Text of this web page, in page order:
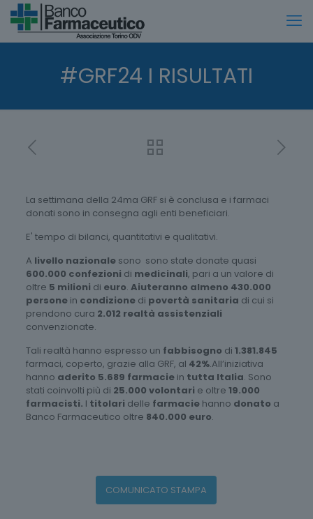
#GRF24 I RISULTATI
La settimana della 24ma GRF si è conclusa e i farmaci
donati sono in consegna agli enti beneficiari.
E' tempo di bilanci, quantitativi e qualitativi.
A livello nazionalesono sono state donate quasi
600.000 confezioni di medicinali, pari a un valore di
oltre 5 milioni di euro. Aiuteranno almeno 430.000
persone in condizione di povertà sanitaria di cui si
prendono cura 2.012 realtà assistenziali
convenzionate.
Tali realtà hanno espresso un fabbisogno di 1.381.845
farmaci, coperto, grazie alla GRF, al 42%.All’iniziativa
hanno aderito 5.689 farmacie in tutta Italia. Sono
stati coinvolti più di 25.000 volontari e oltre 19.000
farmacisti. I titolari delle farmacie hanno donato a
Banco Farmaceutico oltre 840.000 euro.
COMUNICATO STAMPA